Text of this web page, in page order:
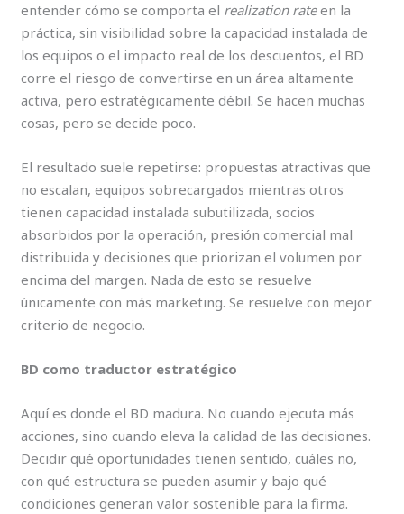
entender cómo se comporta el realization rateen la
práctica, sin visibilidad sobre la capacidad instalada de
los equipos o el impacto real de los descuentos, el BD
corre el riesgo de convertirse en un área altamente
activa, pero estratégicamente débil. Se hacen muchas
cosas, pero se decide poco.
El resultado suele repetirse: propuestas atractivas que
no escalan, equipos sobrecargados mientras otros
tienen capacidad instalada subutilizada, socios
absorbidos por la operación, presión comercial mal
distribuida y decisiones que priorizan el volumen por
encima del margen. Nada de esto se resuelve
únicamente con más marketing. Se resuelve con mejor
criterio de negocio.
BD como traductor estratégico
Aquí es donde el BD madura. No cuando ejecuta más
acciones, sino cuando eleva la calidad de las decisiones.
Decidir qué oportunidades tienen sentido, cuáles no,
con qué estructura se pueden asumir y bajo qué
condiciones generan valor sostenible para la firma.